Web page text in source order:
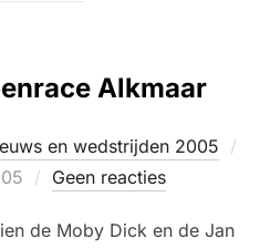
Alkmaar
en wedstrijden 2005
Geen reacties
de Moby Dick en de Jan